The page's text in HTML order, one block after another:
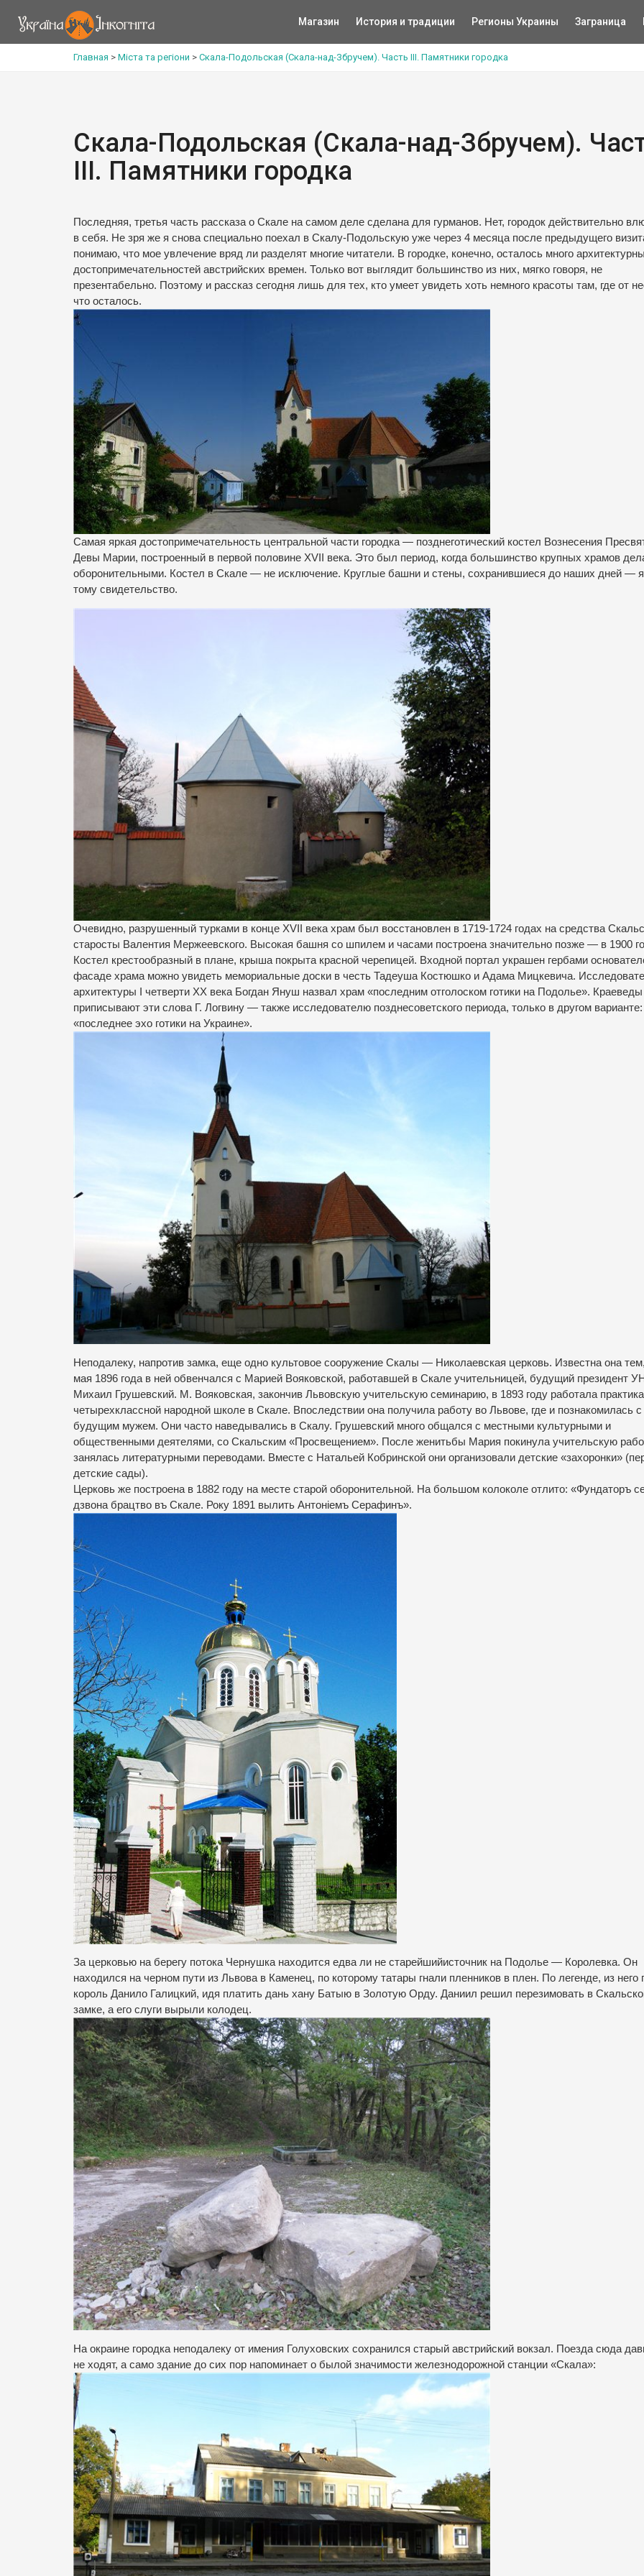
Магазин История и традиции Регионы Украины Заграница
Главная > Міста та регіони > Скала-Подольская (Скала-над-Збручем). Часть ІІІ. Памятники городка
Скала-Подольская (Скала-над-Збручем).
ІІІ. Памятники городка
Последняя, третья часть рассказа о Скале на самом деле сделана для гурманов. Нет, городок действительно
в себя. Не зря же я снова специально поехал в Скалу-Подольскую уже через 4 месяца после предыдущего
понимаю, что мое увлечение вряд ли разделят многие читатели. В городке, конечно, осталось много
достопримечательностей австрийских времен. Только вот выглядит большинство из них, мягко говоря, не
презентабельно. Поэтому и рассказ сегодня лишь для тех, кто умеет увидеть хоть немного красоты там, где от
что осталось.
Самая яркая достопримечательность центральной части городка — позднеготический костел Вознесения
Девы Марии, построенный в первой половине XVII века. Это был период, когда большинство крупных храмов
оборонительными. Костел в Скале — не исключение. Круглые башни и стены, сохранившиеся до наших дней —
тому свидетельство.
Очевидно, разрушенный турками в конце XVII века храм был восстановлен в 1719-1724 годах на средства
старосты Валентия Мержеевского. Высокая башня со шпилем и часами построена значительно позже — в 1900
Костел крестообразный в плане, крыша покрыта красной черепицей. Входной портал украшен гербами
фасаде храма можно увидеть мемориальные доски в честь Тадеуша Костюшко и Адама Мицкевича.
архитектуры I четверти ХХ века Богдан Януш назвал храм «последним отголоском готики на Подолье».
приписывают эти слова Г. Логвину — также исследователю позднесоветского периода, только в другом варианте:
«последнее эхо готики на Украине».
Неподалеку, напротив замка, еще одно культовое сооружение Скалы — Николаевская церковь. Известна она
мая 1896 года в ней обвенчался с Марией Вояковской, работавшей в Скале учительницей, будущий президент
Михаил Грушевский. М. Вояковская, закончив Львовскую учительскую семинарию, в 1893 году работала
четырехклассной народной школе в Скале. Впоследствии она получила работу во Львове, где и познакомилась с
будущим мужем. Они часто наведывались в Скалу. Грушевский много общался с местными культурными и
общественными деятелями, со Скальским «Просвещением». После женитьбы Мария покинула учительскую
занялась литературными переводами. Вместе с Натальей Кобринской они организовали детские «захоронки»
детские сады).
Церковь же построена в 1882 году на месте старой оборонительной. На большом колоколе отлито: «Фундаторъ
дзвона брацтво въ Скале. Року 1891 вылить Антоніемъ Серафинъ».
За церковью на берегу потока Чернушка находится едва ли не старейшийисточник на Подолье — Королевка. Он
находился на черном пути из Львова в Каменец, по которому татары гнали пленников в плен. По легенде, из него
король Данило Галицкий, идя платить дань хану Батыю в Золотую Орду. Даниил решил перезимовать в
замке, а его слуги вырыли колодец.
На окраине городка неподалеку от имения Голуховских сохранился старый австрийский вокзал. Поезда сюда
не ходят, а само здание до сих пор напоминает о былой значимости железнодорожной станции «Скала»: